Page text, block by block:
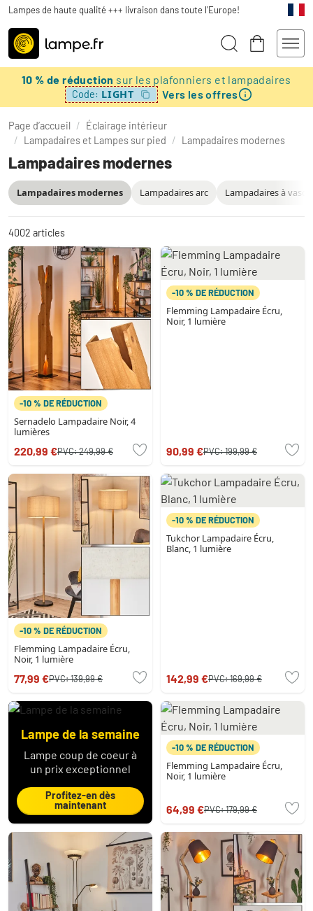
Lampes de haute qualité +++ livraison dans toute l'Europe!
10 % de réduction sur les plafonniers et lampadaires
Code: LIGHT Vers les offres
Page d’accueil / Éclairage intérieur
/ Lampadaires et Lampes sur pied / Lampadaires modernes
Lampadaires modernes
Lampadaires arc Lampadaires à
Lampadaires modernes
4002 articles
-10 % DE RÉDUCTION
Sernadelo Lampadaire Noir, 4
lumières
220,99 €PVC:249,99 €
-10 % DE RÉDUCTION
Flemming Lampadaire Écru,
Noir, 1 lumière
90,99 €PVC:199,99 €
-10 % DE RÉDUCTION
Flemming Lampadaire Écru,
Noir, 1 lumière
77,99 €PVC:139,99 €
-10 % DE RÉDUCTION
Tukchor Lampadaire Écru,
Blanc, 1 lumière
142,99 €PVC:169,99 €
Lampe de la semaine
Lampe coup de coeur à
un prix exceptionnel
Profitez-en dès
maintenant
-10 % DE RÉDUCTION
Flemming Lampadaire Écru,
Noir, 1 lumière
64,99 €PVC:179,99 €